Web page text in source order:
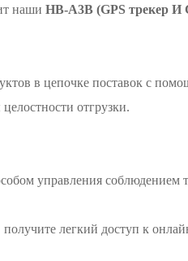
наши HB-A3B (GPS трекер И
в цепочке поставок с
отгрузки.
управления соблюдением
легкий доступ к